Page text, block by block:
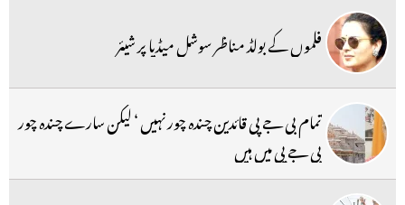
فلموں کے بولڈ مناظر سوشل میڈیا پر شیئر
تمام بی جے پی قائدین چندہ چور نہیں ‘ لیکن سارے چندہ چور
بی جے پی میں ہیں